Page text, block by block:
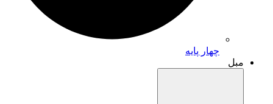
چهار پایه
مبل